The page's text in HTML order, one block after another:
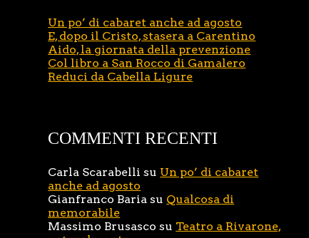
Un po’ di cabaret anche ad agosto
E, dopo il Cristo, stasera a Carentino
Aido, la giornata della prevenzione
Col libro a San Rocco di Gamalero
Reduci da Cabella Ligure
COMMENTI RECENTI
Carla Scarabelli su Un po’ di cabaret
anche ad agosto
Gianfranco Baria su Qualcosa di
memorabile
Massimo Brusasco su Teatro a Rivarone,